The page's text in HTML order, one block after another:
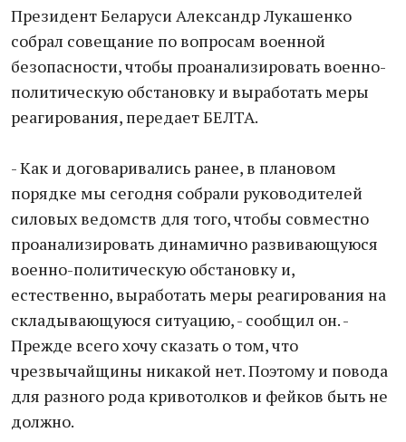
Президент Беларуси Александр Лукашенко
собрал совещание по вопросам военной
безопасности, чтобы проанализировать военно-
политическую обстановку и выработать меры
реагирования, передает БЕЛТА.
- Как и договаривались ранее, в плановом
порядке мы сегодня собрали руководителей
силовых ведомств для того, чтобы совместно
проанализировать динамично развивающуюся
военно-политическую обстановку и,
естественно, выработать меры реагирования на
складывающуюся ситуацию, - сообщил он. -
Прежде всего хочу сказать о том, что
чрезвычайщины никакой нет. Поэтому и повода
для разного рода кривотолков и фейков быть не
должно.